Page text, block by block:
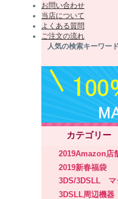
お問い合わせ
当店について
よくある質問
ご注文の流れ
人気の検索キーワー
カテゴリー
2019Amazon店
2019新春福袋
3DS/3DSLL マ
3DSLL周辺機器